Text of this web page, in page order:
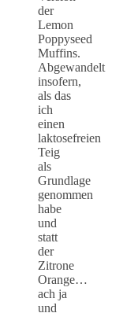
der
Lemon
Poppyseed
Muffins.
Abgewandelt
insofern,
als das
ich
einen
laktosefreien
Teig
als
Grundlage
genommen
habe
und
statt
der
Zitrone
Orange…
ach ja
und